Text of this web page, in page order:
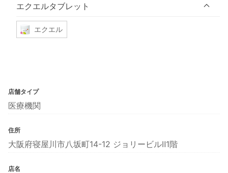
エクエルタブレット
エクエル
店舗タイプ
医療機関
住所
大阪府寝屋川市八坂町14-12 ジョリービルⅡ1階
店名